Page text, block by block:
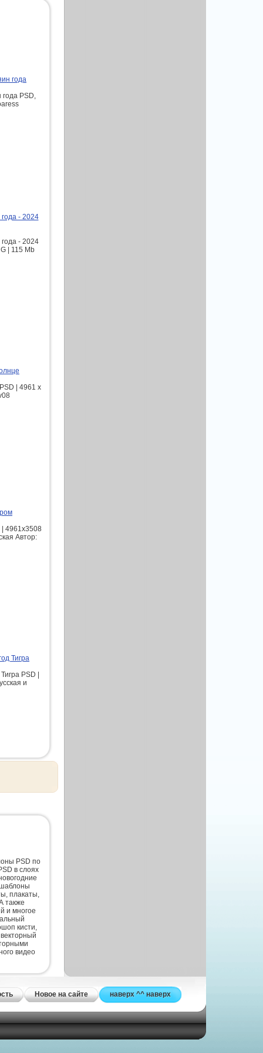
года
PSD,
- 2024
- 2024
| 115 Mb
| 4961 х
| 4961x3508
Автор:
Тигра
PSD |
и
PSD по
в слоях
плакаты,
также
и многое
кисти,
видео
Новое на сайте наверх ^^ наверх